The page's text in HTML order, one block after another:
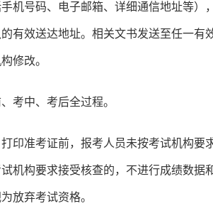
机号码、电子邮箱、详细通信地址等）
有效送达地址。相关文书发送至任一有
修改。
考中、考后全过程。
印准考证前，报考人员未按考试机构要
机构要求接受核查的，不进行成绩数据
放弃考试资格。